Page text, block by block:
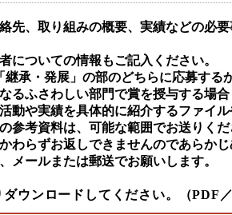
先、取り組みの概要、実績などの必
についての情報もご記入ください。
継承・発展」の部のどちらに応募する
るふさわしい部門で賞を授与する場合
動や実績を具体的に紹介するファイ
参考資料は、可能な範囲でお送りく
わらずお返しできませんのであらかじ
メールまたは郵送でお願いします。
ウンロードしてください。（PDF／